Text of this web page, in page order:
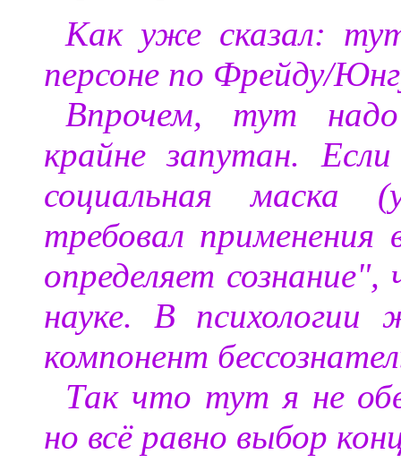
Как уже сказал:
персоне по Фрейду/
Впрочем, тут
крайне запутан.
социальная маска
требовал применения
определяет
науке. В психологии
компонент
Так что тут я не
но всё равно выбор